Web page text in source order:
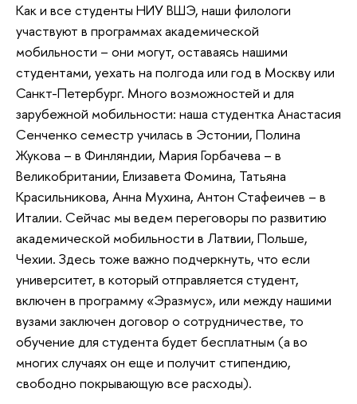
Как и все студенты НИУ ВШЭ, наши филологи
участвуют в программах академической
мобильности – они могут, оставаясь нашими
студентами, уехать на полгода или год в Москву или
Санкт-Петербург. Много возможностей и для
зарубежной мобильности: наша студентка Анастасия
Сенченко семестр училась в Эстонии, Полина
Жукова – в Финляндии, Мария Горбачева – в
Великобритании, Елизавета Фомина, Татьяна
Красильникова, Анна Мухина, Антон Стафеичев – в
Италии. Сейчас мы ведем переговоры по развитию
академической мобильности в Латвии, Польше,
Чехии. Здесь тоже важно подчеркнуть, что если
университет, в который отправляется студент,
включен в программу «Эразмус», или между нашими
вузами заключен договор о сотрудничестве, то
обучение для студента будет бесплатным (а во
многих случаях он еще и получит стипендию,
свободно покрывающую все расходы).